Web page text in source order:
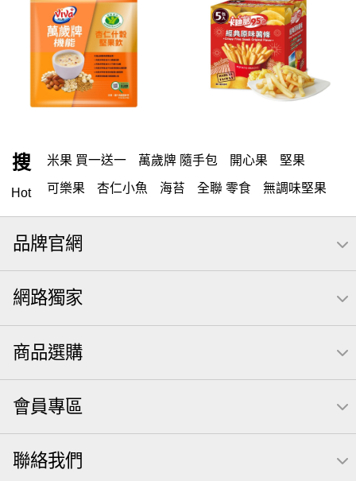
搜
Hot
米果 買一送一 萬歲牌 隨手包 開心果 堅果
可樂果 杏仁小魚 海苔 全聯 零食 無調味堅果
隨手包 無調味 全聯 禮盒 堅穀力 綜合纖果
薯條
椒鹽 栗 米果 甘栗 全聯 拜拜 萬歲牌 飲
桶裝 萬歲牌; 堅果
荷卡 芋頭 三角壽司海苔 核桃 三角
【萬歲牌】每日堅果系列
三角飯糰 icash 元本山 無調味綜合果 芝麻
禮盒 無糖 堅果飲
買1送1 杏仁 可樂果 帆布袋 萬歲牌 米果
桶裝堅果
品牌官網
網路獨家
商品選購
會員專區
聯絡我們